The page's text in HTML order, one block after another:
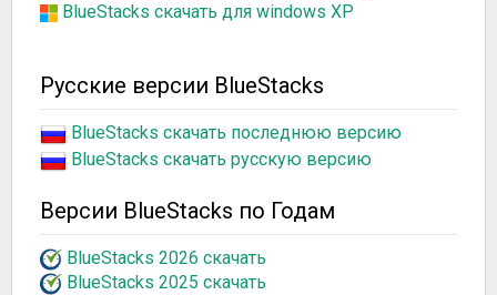
BlueStacks скачать для windows XP
Русские версии BlueStacks
BlueStacks скачать последнюю версию
BlueStacks скачать русскую версию
Версии BlueStacks по Годам
BlueStacks 2026 скачать
BlueStacks 2025 скачать